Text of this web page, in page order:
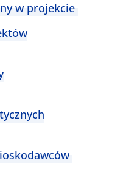
w projekcie